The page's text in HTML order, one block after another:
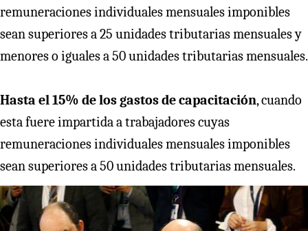
remuneraciones individuales mensuales imponibles
sean superiores a 25 unidades tributarias mensuales y
menores o iguales a 50 unidades tributarias mensuales.
Hasta el 15% de los gastos de capacitación, cuando
esta fuere impartida a trabajadores cuyas
remuneraciones individuales mensuales imponibles
sean superiores a 50 unidades tributarias mensuales.